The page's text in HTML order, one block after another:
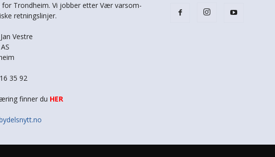
for Trondheim. Vi jobber etter Vær varsom-
retningslinjer.
Vestre
35 92
finner du HER